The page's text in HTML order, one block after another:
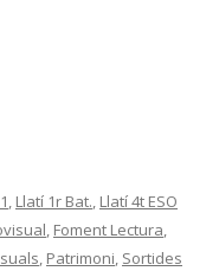
, Llatí 1r Bat., Llatí 4t ESO
, Foment Lectura,
, Patrimoni, Sortides